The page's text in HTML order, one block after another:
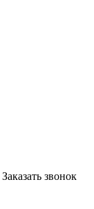
Заказать звонок